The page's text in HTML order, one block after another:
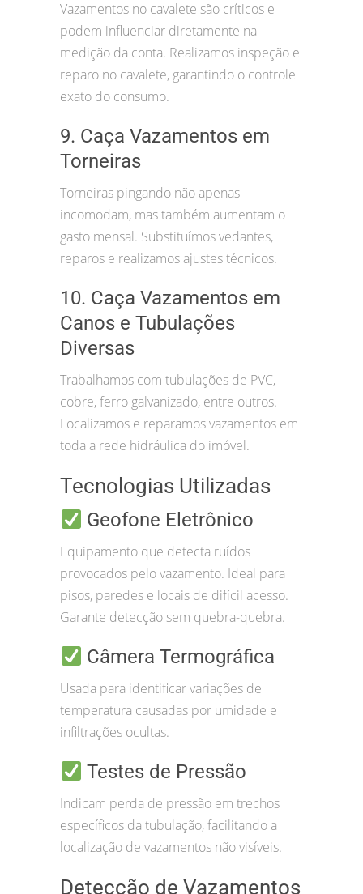
Vazamentos no cavalete são críticos e
podem influenciar diretamente na
medição da conta. Realizamos inspeção e
reparo no cavalete, garantindo o controle
exato do consumo.
9. Caça Vazamentos em
Torneiras
Torneiras pingando não apenas
incomodam, mas também aumentam o
gasto mensal. Substituímos vedantes,
reparos e realizamos ajustes técnicos.
10. Caça Vazamentos em
Canos e Tubulações
Diversas
Trabalhamos com tubulações de PVC,
cobre, ferro galvanizado, entre outros.
Localizamos e reparamos vazamentos em
toda a rede hidráulica do imóvel.
Tecnologias Utilizadas
Geofone Eletrônico
Equipamento que detecta ruídos
provocados pelo vazamento. Ideal para
pisos, paredes e locais de difícil acesso.
Garante detecção sem quebra-quebra.
Câmera Termográfica
Usada para identificar variações de
temperatura causadas por umidade e
infiltrações ocultas.
Testes de Pressão
Indicam perda de pressão em trechos
específicos da tubulação, facilitando a
localização de vazamentos não visíveis.
Detecção de Vazamentos